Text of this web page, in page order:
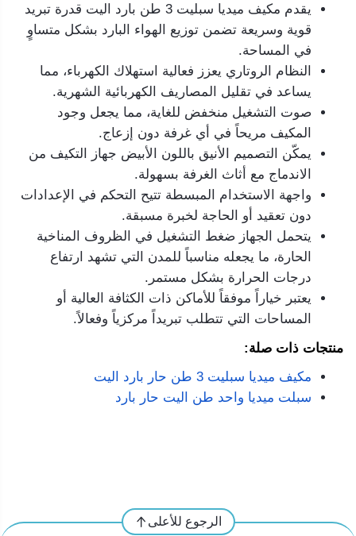
يقدم مكيف ميديا سبليت 3 طن بارد اليت قدرة تبريد
قوية وسريعة تضمن توزيع الهواء البارد بشكل متساوٍ
في المساحة.
النظام الروتاري يعزز فعالية استهلاك الكهرباء، مما
يساعد في تقليل المصاريف الكهربائية الشهرية.
صوت التشغيل منخفض للغاية، مما يجعل وجود
المكيف مريحاً في أي غرفة دون إزعاج.
يمكّن التصميم الأنيق باللون الأبيض جهاز التكيف من
الاندماج مع أثاث الغرفة بسهولة.
واجهة الاستخدام المبسطة تتيح التحكم في الإعدادات
دون تعقيد أو الحاجة لخبرة مسبقة.
يتحمل الجهاز ضغط التشغيل في الظروف المناخية
الحارة، ما يجعله مناسباً للمدن التي تشهد ارتفاع
درجات الحرارة بشكل مستمر.
يعتبر خياراً موفقاً للأماكن ذات الكثافة العالية أو
المساحات التي تتطلب تبريداً مركزياً وفعالاً.
منتجات ذات صلة:
مكيف ميديا سبليت 3 طن حار بارد اليت
سبلت ميديا واحد طن اليت حار بارد
الرجوع للأعلى